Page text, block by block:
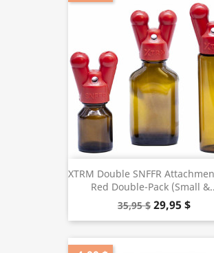
XTRM Double SNFFR
Red Double-Pack (Small
35,95 $ 29,95 $